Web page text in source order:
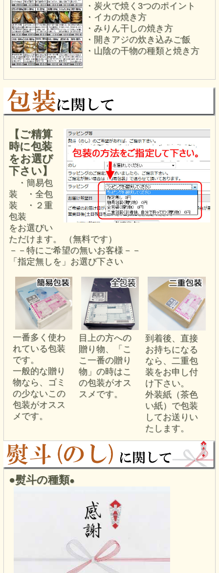
・炭火で焼く3つのポイント
・イカの焼き方
・みりん干しの焼き方
・開きアジの炊き込みご飯
・山陰の干物の種類と焼き方
【ご精算
時に包装
をお選び
下さい】
・簡易包
装 ・全包
装 ・２重
包装
をお選びい
ただけます。 （無料です）
－－特にご希望の無いお客様－－
「指定無しを」お選び下さい
一番多く使わ
れている包装
です。
一般的な贈り
物なら、ゴミ
の少ないこの
包装がオスス
メです。
目上の方への
贈り物、「こ
こ一番の贈り
物」の時はこ
の包装がオス
スメです。
到着後、直接
お持ちになる
なら、二重包
装をお申し付
け下さい。
外装紙（茶色
い紙）で包装
してお送りい
たします。
●熨斗の種類●